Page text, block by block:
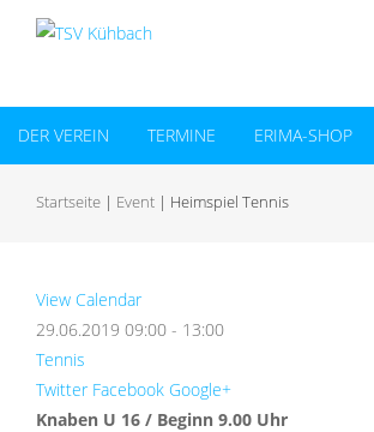
DER VEREIN TERMINE ERIMA-SHOP
Startseite | Event | Heimspiel Tennis
View Calendar
29.06.2019 09:00 - 13:00
Tennis
Twitter Facebook Google+
Knaben U 16 / Beginn 9.00 Uhr